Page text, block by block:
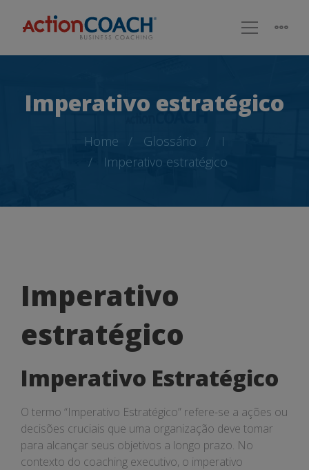
Imperativo estratégico
Home Glossário
I
Imperativo estratégico
Imperativo
estratégico
Imperativo
estratégico
Imperativo Estratégico
O termo “Imperativo Estratégico” refere-se a ações ou
decisões cruciais que uma organização deve tomar
para alcançar seus objetivos a longo prazo. No
contexto do coaching executivo, o imperativo